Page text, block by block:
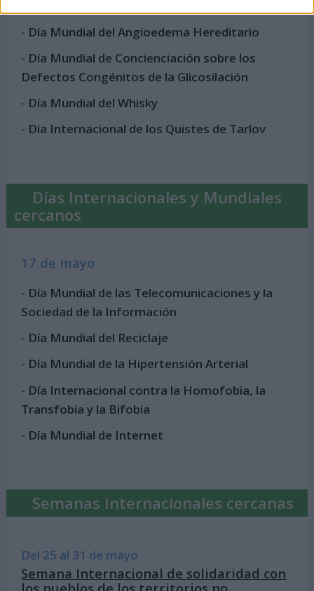
- Día Mundial del Angioedema Hereditario
- Día Mundial de Concienciación sobre los
Defectos Congénitos de la Glicosilación
- Día Mundial del Whisky
- Día Internacional de los Quistes de Tarlov
Días Internacionales y Mundiales
cercanos
17 de mayo
- Día Mundial de las Telecomunicaciones y la
Sociedad de la Información
- Día Mundial del Reciclaje
- Día Mundial de la Hipertensión Arterial
- Día Internacional contra la Homofobia, la
Transfobia y la Bifobia
- Día Mundial de Internet
Semanas Internacionales cercanas
Del 25 al 31 de mayo
Semana Internacional de solidaridad con